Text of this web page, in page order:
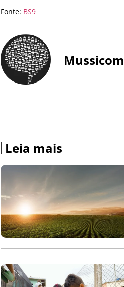
Fonte: BS9
Mussicom
Leia mais